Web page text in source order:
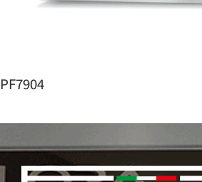
PF7904